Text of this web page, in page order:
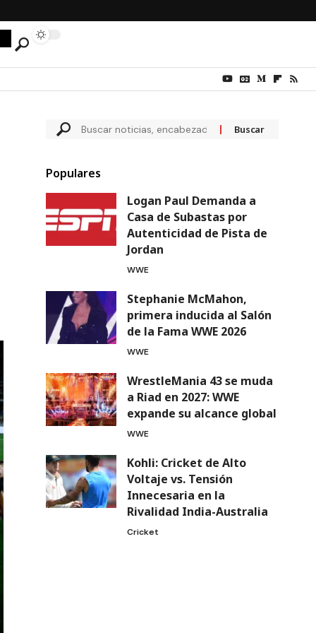
Populares
Logan Paul Demanda a
Casa de Subastas por
Autenticidad de Pista de
Jordan
WWE
Stephanie McMahon,
primera inducida al Salón
de la Fama WWE 2026
WWE
WrestleMania 43 se muda
a Riad en 2027: WWE
expande su alcance global
WWE
Kohli: Cricket de Alto
Voltaje vs. Tensión
Innecesaria en la
Rivalidad India-Australia
Cricket